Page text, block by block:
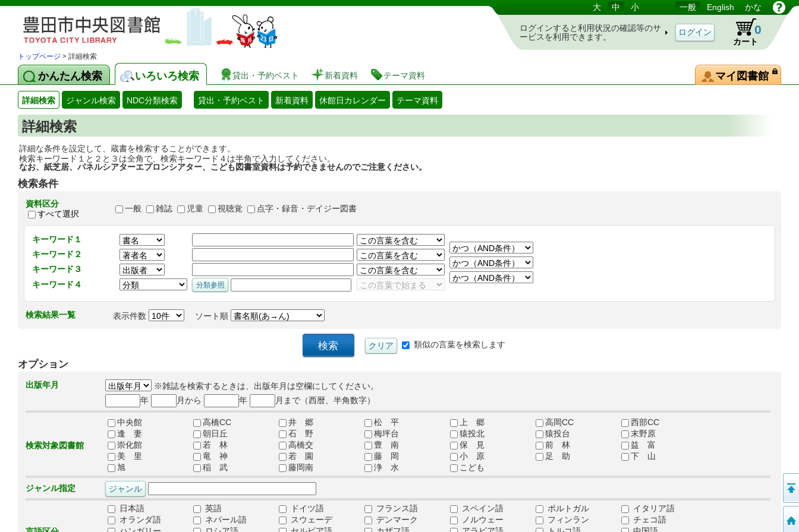
図書館 蔵書検索・予約システム 大 中 小 一般 English かな
ログインすると利用状況の確認等のサ
ービスを利用できます。
カート
0
トップページ > 詳細検索
かんたん検索 いろいろ検索 貸出・予約ベスト 新着資料 テーマ資料 マイ図書館
詳細検索 ジャンル検索 NDC分類検索 貸出・予約ベスト 新着資料 休館日カレンダー テーマ資料
詳細検索
詳細な条件を設定して、蔵書を検索することができます。
検索キーワード１と２と３は全角で、検索キーワード４は半角で入力してください。
なお、紙芝居、パネルシアターエプロンシアター、こども図書室資料は予約できませんのでご注意ください。
検索条件
資料区分
すべて選択
一般 雑誌 児童 視聴覚 点字・録音・デイジー図書
キーワード１
キーワード２
キーワード３
キーワード４
検索結果一覧 表示件数 ソート順
類似の言葉を検索します
オプション
出版年月
※雑誌を検索するときは、出版年月は空欄にしてください。
年
月から 年 月まで（西暦、半角数字）
検索対象図書館
中央館 高橋CC 井 郷 松 平 上 郷 高岡CC
西部CC
逢 妻
朝日丘 石 野 梅坪台 猿投北 猿投台
末野原
崇化館
若 林 高橋交 豊 南 保 見 前 林
益 富
美 里
竜 神 若 園 藤 岡 小 原 足 助
下 山
旭
稲 武 藤岡南 浄 水 こども
ジャンル指定
日本語 英語 ドイツ語 フランス語 スペイン語 ポルトガル
イタリア語
オランダ語
ネパール語 スウェーデ デンマーク ノルウェー フィンラン
チェコ語